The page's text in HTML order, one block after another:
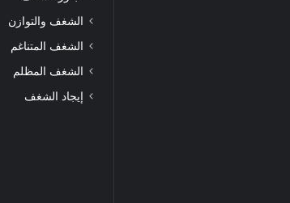
الشغف والتوازن
الشغف المتناغم
الشغف المظلم
إيجاد الشغف